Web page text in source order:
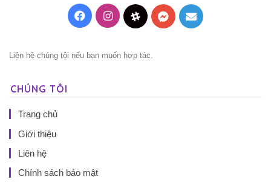
FacebookInstagramThreadsMessenger
Mail
Liên hệ chúng tôi nếu bạn muốn hợp tác.
CHÚNG TÔI
Trang chủ
Giới thiệu
Liên hệ
Chính sách bảo mật